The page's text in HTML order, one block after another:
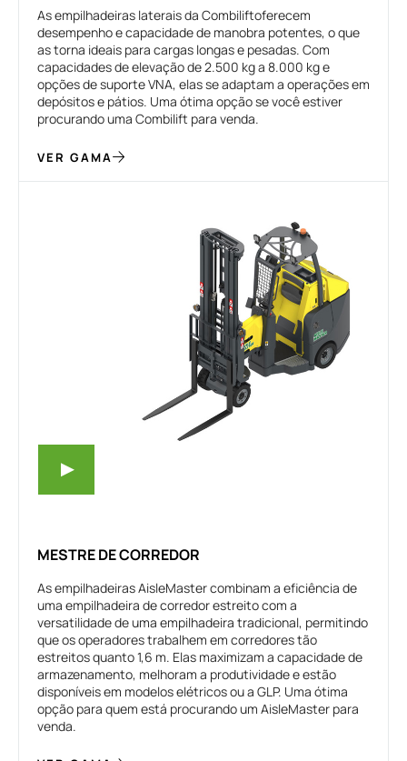
As empilhadeiras laterais da Combiliftoferecem
desempenho e capacidade de manobra potentes, o que
as torna ideais para cargas longas e pesadas. Com
capacidades de elevação de 2.500 kg a 8.000 kg e
opções de suporte VNA, elas se adaptam a operações em
depósitos e pátios. Uma ótima opção se você estiver
procurando uma Combilift para venda.
VER GAMA
MESTRE DE CORREDOR
As empilhadeiras AisleMaster combinam a eficiência de
uma empilhadeira de corredor estreito com a
versatilidade de uma empilhadeira tradicional, permitindo
que os operadores trabalhem em corredores tão
estreitos quanto 1,6 m. Elas maximizam a capacidade de
armazenamento, melhoram a produtividade e estão
disponíveis em modelos elétricos ou a GLP. Uma ótima
opção para quem está procurando um AisleMaster para
venda.